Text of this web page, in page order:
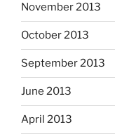
November 2013
October 2013
September 2013
June 2013
April 2013